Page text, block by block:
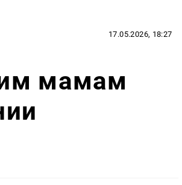
17.05.2026, 18:27
мамам